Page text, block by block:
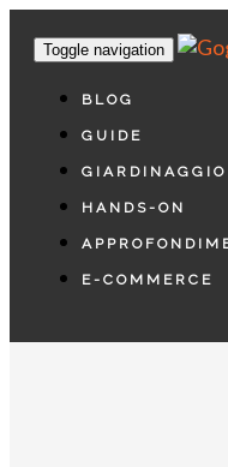
Toggle navigation
BLOG
GUIDE
GIARDINAGGIO
HANDS-ON
E-COMMERCE